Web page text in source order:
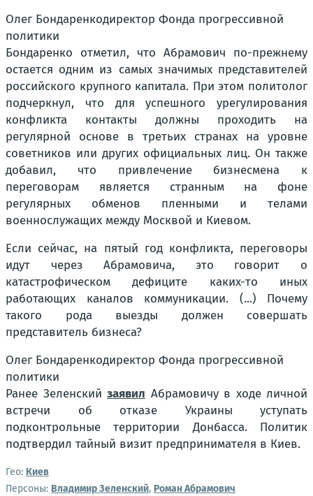
Олег Бондаренкодиректор Фонда прогрессивной
политики
Бондаренко отметил, что Абрамович по-прежнему
остается одним из самых значимых представителей
российского крупного капитала. При этом политолог
подчеркнул, что для успешного урегулирования
конфликта контакты должны проходить на
регулярной основе в третьих странах на уровне
советников или других официальных лиц. Он также
добавил, что привлечение бизнесмена к
переговорам является странным на фоне
регулярных обменов пленными и телами
военнослужащих между Москвой и Киевом.
Если сейчас, на пятый год конфликта, переговоры
идут через Абрамовича, это говорит о
катастрофическом дефиците каких-то иных
работающих каналов коммуникации. (...) Почему
такого рода выезды должен совершать
представитель бизнеса?
Олег Бондаренкодиректор Фонда прогрессивной
политики
Ранее Зеленский заявил Абрамовичу в ходе личной
встречи об отказе Украины уступать
подконтрольные территории Донбасса. Политик
подтвердил тайный визит предпринимателя в Киев.
Гео: Киев
Персоны: Владимир Зеленский, Роман Абрамович